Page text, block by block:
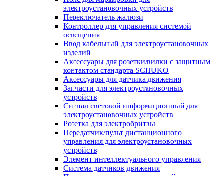
электроустановочных устройств
Переключатель жалюзи
Контроллер для управления системой
освещения
Ввод кабельный для электроустановочных
изделий
Аксессуары для розетки/вилки с защитным
контактом стандарта SCHUKO
Аксессуары для датчика движения
Запчасти для электроустановочных
устройств
Сигнал световой информационный для
электроустановочных устройств
Розетка для электробритвы
Передатчик/пульт дистанционного
управления для электроустановочных
устройств
Элемент интеллектуального управления
Система датчиков движения